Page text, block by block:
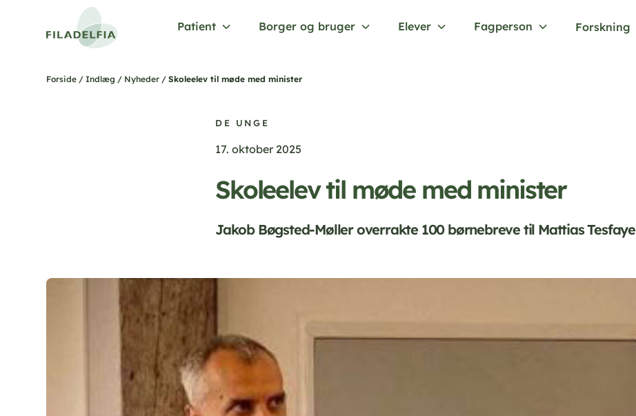
Patient Borger og bruger Elever Fagperson Forskning
Forside / Indlæg / Nyheder / Skoleelev til møde med minister
DE UNGE
17. oktober 2025
Skoleelev til møde med minister
Jakob Bøgsted-Møller overrakte 100 børnebreve til Mattias Tesfaye